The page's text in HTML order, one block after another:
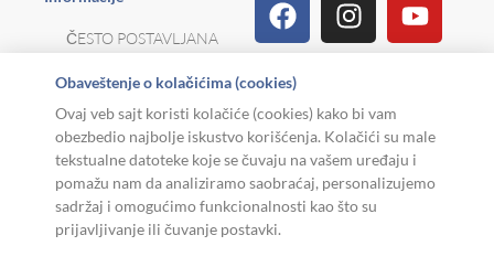
ČESTO POSTAVLJANA
REKLAMACIJE I
POVRAT ROBE
USLOVI KORIŠĆENJA
Obaveštenje o kolačićima (cookies)
Ovaj veb sajt koristi kolačiće (cookies) kako bi vam
obezbedio najbolje iskustvo korišćenja. Kolačići su male
tekstualne datoteke koje se čuvaju na vašem uređaju i
pomažu nam da analiziramo saobraćaj, personalizujemo
sadržaj i omogućimo funkcionalnosti kao što su
prijavljivanje ili čuvanje postavki.